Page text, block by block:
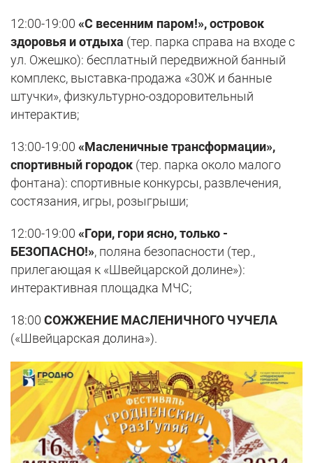
12:00-19:00 «С весенним паром!», островок
здоровья и отдыха (тер. парка справа на входе с
ул. Ожешко): бесплатный передвижной банный
комплекс, выставка-продажа «30Ж и банные
штучки», физкультурно-оздоровительный
интерактив;
13:00-19:00 «Масленичные трансформации»,
спортивный городок (тер. парка около малого
фонтана): спортивные конкурсы, развлечения,
состязания, игры, розыгрыши;
12:00-19:00 «Гори, гори ясно, только -
БЕЗОПАСНО!», поляна безопасности (тер.,
прилегающая к «Швейцарской долине»):
интерактивная площадка МЧС;
18:00 СОЖЖЕНИЕ МАСЛЕНИЧНОГО ЧУЧЕЛА
(«Швейцарская долина»).